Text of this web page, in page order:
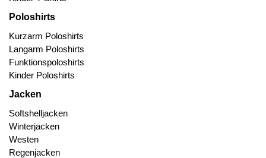
Poloshirts
Kurzarm Poloshirts
Langarm Poloshirts
Funktionspoloshirts
Kinder Poloshirts
Jacken
Softshelljacken
Winterjacken
Westen
Regenjacken